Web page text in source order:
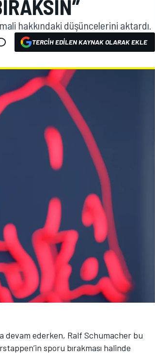
hakkındaki düşüncelerini aktardı.
TERCIH EDILEN KAYNAK OLARAK EKLE
devam ederken, Ralf Schumacher bu
sporu bırakması halinde